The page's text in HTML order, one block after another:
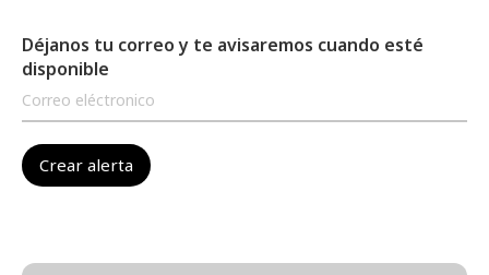
Déjanos tu correo y te avisaremos cuando esté
disponible